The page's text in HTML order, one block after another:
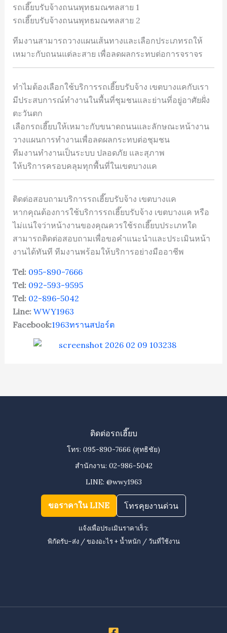
รถเฮี๊ยบรับจ้างถนนพุทธมณฑลสาย 1
รถเฮี๊ยบรับจ้างถนนพุทธมณฑลสาย 2
ทีมงานสามารถวางแผนเส้นทางและเลือกประเภทรถให้
เหมาะกับถนนแต่ละสาย เพื่อลดผลกระทบต่อการจราจร
ทำไมต้องเลือกใช้บริการรถเฮี๊ยบรับจ้าง เขตบางแคกับเรา
มีประสบการณ์ทำงานในพื้นที่ชุมชนและย่านที่อยู่อาศัยฝั่ง
ตะวันตก
เลือกรถเฮี๊ยบให้เหมาะกับขนาดถนนและลักษณะหน้างาน
วางแผนการทำงานเพื่อลดผลกระทบต่อชุมชน
ทีมงานทำงานเป็นระบบ ปลอดภัย และสุภาพ
ให้บริการครอบคลุมทุกพื้นที่ในเขตบางแค
ติดต่อสอบถามบริการรถเฮี๊ยบรับจ้าง เขตบางแค
หากคุณต้องการใช้บริการรถเฮี๊ยบรับจ้าง เขตบางแค หรือ
ไม่แน่ใจว่าหน้างานของคุณควรใช้รถเฮี๊ยบประเภทใด
สามารถติดต่อสอบถามเพื่อขอคำแนะนำและประเมินหน้า
งานได้ทันที ทีมงานพร้อมให้บริการอย่างมืออาชีพ
Tel: 095-890-7666
Tel: 092-593-9595
Tel: 02-896-5042
Line: WWY1963
Facebook:1963ทรานสปอร์ต
ติดต่อรถเฮี๊ยบ
โทร: 095-890-7666 (สุทธิชัย)
สำนักงาน: 02-986-5042
LINE: @wwy1963
ขอราคาใน LINE โทรคุยงานด่วน
แจ้งเพื่อประเมินราคาเร็ว:
พิกัดรับ–ส่ง / ของอะไร + น้ำหนัก / วันที่ใช้งาน